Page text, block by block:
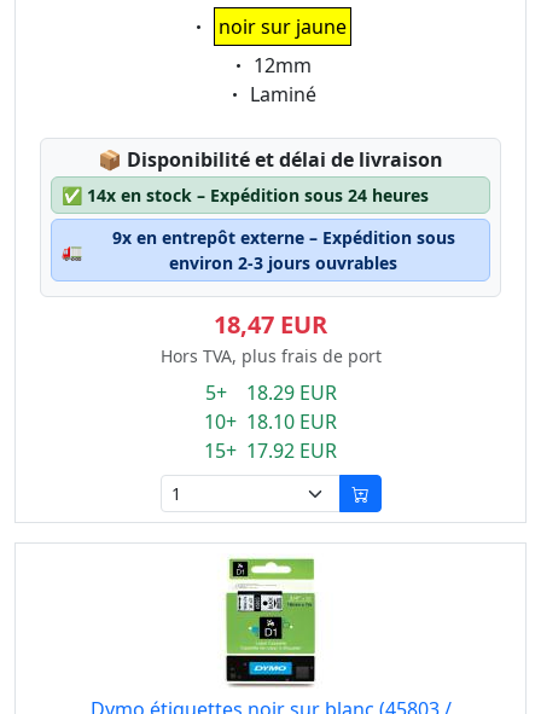
Eigenschaft:
noir sur jaune
Eigenschaft:
12mm
Eigenschaft:
Laminé
📦 Lagerstatus:
Disponibilité et délai de livraison
✅ 14x en stock – Expédition sous 24 heures
🚛
9x en entrepôt externe – Expédition sous
environ 2-3 jours ouvrables
18,47 EUR
Hors TVA, plus frais de port
5+ 18.29 EUR
10+ 18.10 EUR
15+ 17.92 EUR